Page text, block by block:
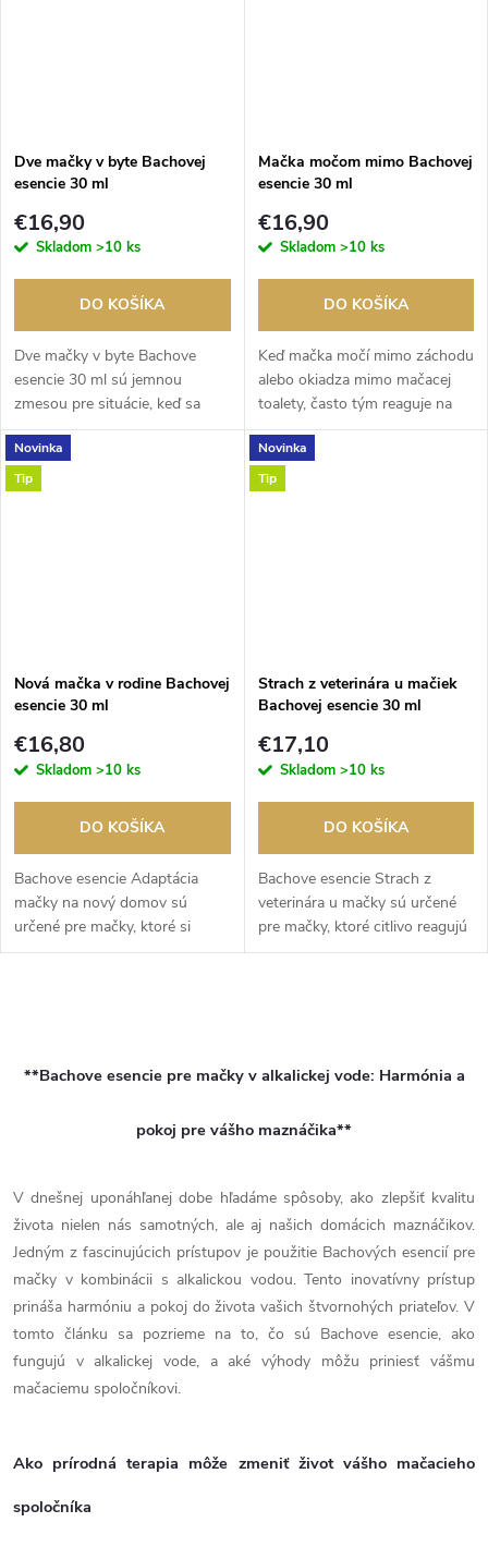
Dve mačky v byte Bachovej
esencie 30 ml
€16,90
Skladom >10 ks
DO KOŠÍKA
Dve mačky v byte Bachove
esencie 30 ml sú jemnou
zmesou pre situácie, keď sa
mačky neznesú, vyhýbajú sa
sebe alebo medzi nimi vzniká
napätie.Tieto Bachove esencie
Mačka močom mimo Bachovej
esencie 30 ml
€16,90
Skladom >10 ks
DO KOŠÍKA
Keď mačka močí mimo záchodu
alebo okiadza mimo mačacej
toalety, často tým reaguje na
zmenu prostredia, nové pachy,
inú mačku v domácnosti,
nevyhovujúci záchod alebo
Novinka
Tip
Nová mačka v rodine Bachovej
esencie 30 ml
€16,80
Skladom >10 ks
DO KOŠÍKA
Bachove esencie Adaptácia
mačky na nový domov sú
určené pre mačky, ktoré si
zvykajú na nové prostredie,
Novinka
Tip
Strach z veterinára u mačiek
Bachovej esencie 30 ml
€17,10
Skladom >10 ks
DO KOŠÍKA
Bachove esencie Strach z
veterinára u mačky sú určené
pre mačky, ktoré citlivo reagujú
na cestu, čakáreň aj samotnú
v
d
a
c
i
e
r
v
**Bachove esencie pre mačky v alkalickej vode: Harmónia a
pokoj pre vášho maznáčika**
V dnešnej uponáhľanej dobe hľadáme spôsoby, ako zlepšiť kvalitu
života nielen nás samotných, ale aj našich domácich maznáčikov.
Jedným z fascinujúcich prístupov je použitie Bachových esencií pre
mačky v kombinácii s alkalickou vodou. Tento inovatívny prístup
prináša harmóniu a pokoj do života vašich štvornohých priateľov. V
tomto článku sa pozrieme na to, čo sú Bachove esencie, ako
fungujú v alkalickej vode, a aké výhody môžu priniesť vášmu
mačaciemu spoločníkovi.
Ako prírodná terapia môže zmeniť život vášho mačacieho
spoločníka